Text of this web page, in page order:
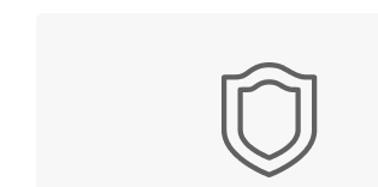
安心保固24個月